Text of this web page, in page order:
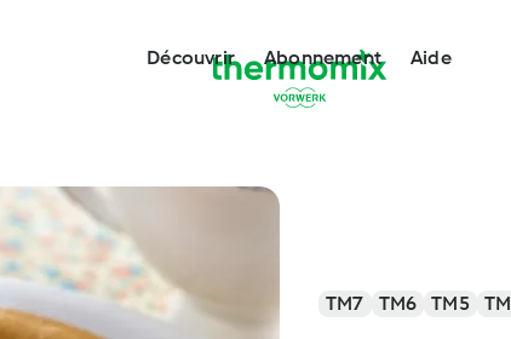
Découvrir Abonnement Aide
TM7 TM6 TM5